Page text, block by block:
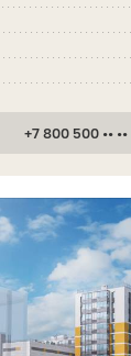
+7 800 500 •• ••